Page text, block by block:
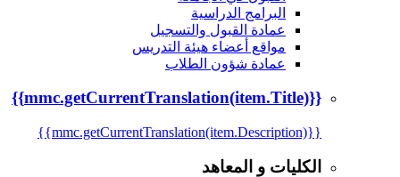
البرامج الدراسية
عمادة القبول والتسجيل
مواقع أعضاء هيئة التدريس
عمادة شؤون الطلاب
{{mmc.getCurrentTranslation(item.Title)}}
{{mmc.getCurrentTranslation(item.Description)}}
الكليات و المعاهد